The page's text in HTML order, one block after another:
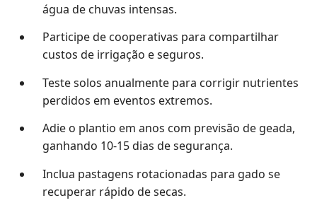
água de chuvas intensas.
Participe de cooperativas para compartilhar
custos de irrigação e seguros.
Teste solos anualmente para corrigir nutrientes
perdidos em eventos extremos.
Adie o plantio em anos com previsão de geada,
ganhando 10-15 dias de segurança.
Inclua pastagens rotacionadas para gado se
recuperar rápido de secas.